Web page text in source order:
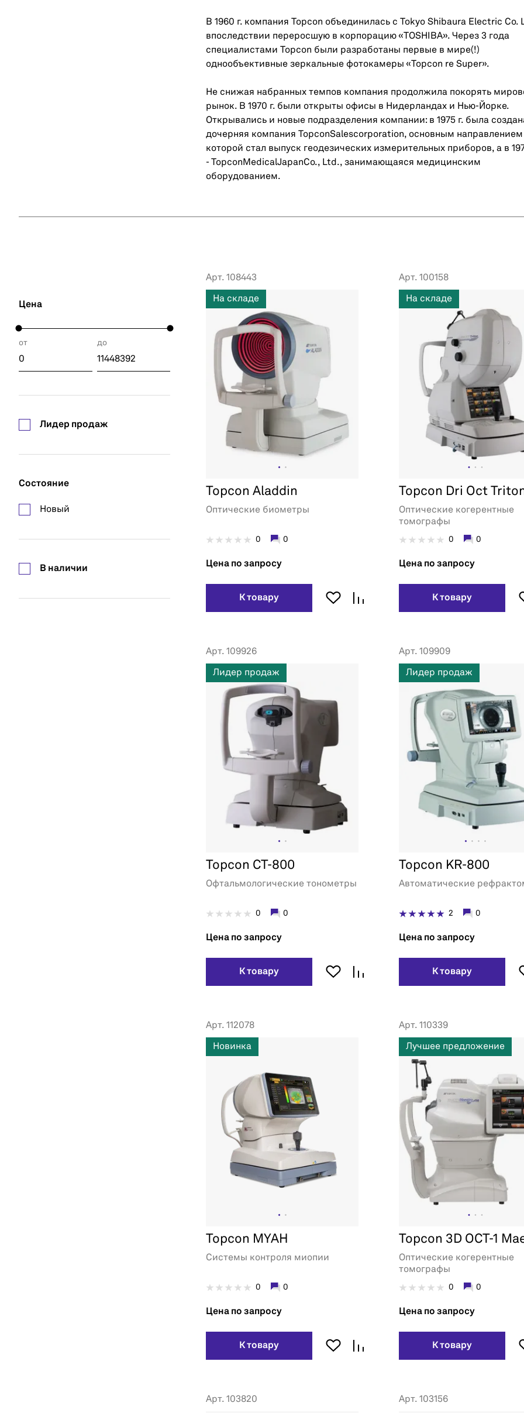
В 1960 г. компания Topcon объединилась с Tokyo Shibaura Electric Co.
впоследствии переросшую в корпорацию «TOSHIBA». Через 3 года
специалистами Topcon были разработаны первые в мире(!)
однообъективные зеркальные фотокамеры «Topcon re Super».
Не снижая набранных темпов компания продолжила покорять
рынок. В 1970 г. были открыты офисы в Нидерландах и Нью-Йорке.
Открывались и новые подразделения компании: в 1975 г. была
дочерняя компания TopconSalescorporation, основным направлением
которой стал выпуск геодезических измерительных приборов, а в
- TopconMedicalJapanCo., Ltd., занимающаяся медицинским
оборудованием.
Цена
от до
Лидер продаж
Состояние
Новый
В наличии
Арт. 108443
На складе
Topcon Aladdin
Оптические биометры
0 0
Цена по запросу
К товару
Арт. 100158
На складе
Topcon Dri Oct
Оптические когерентные
томографы
0 0
Цена по запросу
К товару
Арт. 109926
Лидер продаж
Topcon CT-800
Офтальмологические тонометры
0 0
Цена по запросу
К товару
Арт. 109909
Лидер продаж
Topcon KR-800
Автоматические
2 0
Цена по запросу
К товару
Арт. 112078
Новинка
Topcon MYAH
Системы контроля миопии
0 0
Цена по запросу
К товару
Арт. 110339
Лучшее предложение
Topcon 3D OCT-1
Оптические когерентные
томографы
0 0
Цена по запросу
К товару
Арт. 103820 Арт. 103156